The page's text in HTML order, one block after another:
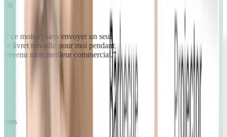
ce mois-ci sans envoyer un seul
Le livret travaille pour moi pendant
devenu mon meilleur commercial.”